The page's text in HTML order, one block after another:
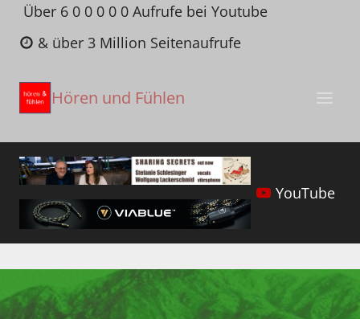
Zum
Inhalt
springen
Über 6 0 0 0 0 0 Aufrufe bei Youtube
& über 3 Million Seitenaufrufe
Hören und Fühlen
YouTube